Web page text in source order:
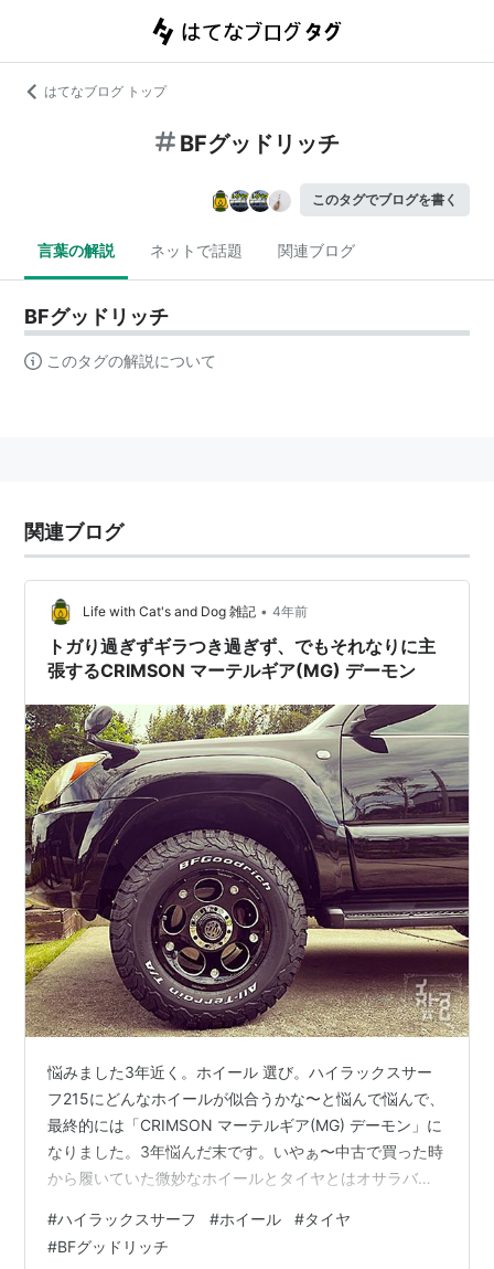
はてなブログ トップ
BFグッドリッチ
このタグでブログを書く
言葉の解説 ネットで話題 関連ブログ
BFグッドリッチ
このタグの解説について
関連ブログ
Life with Cat's and Dog 雑記 • 4年前
トガり過ぎずギラつき過ぎず、でもそれなりに主
張するCRIMSON マーテルギア(MG) デーモン
悩みました3年近く。ホイール 選び。ハイラックスサー
フ215にどんなホイールが似合うかな〜と悩んで悩んで、
最終的には「CRIMSON マーテルギア(MG) デーモン」に
なりました。3年悩んだ末です。いやぁ〜中古で買った時
から履いていた微妙なホイールとタイヤとはオサラバで
はバタバタうるさく、振動も気になっていたKENDA クレ
バー M/T（これも買った時から履いていてヤツ）から、
#ハイラックスサーフ #ホイール #タイヤ
#BFグッドリッチ